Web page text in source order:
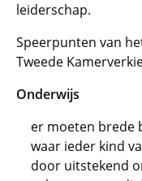
leiderschap.
Speerpunten van
Tweede
Onderwijs
er moeten brede
waar ieder kind
door uitstekend